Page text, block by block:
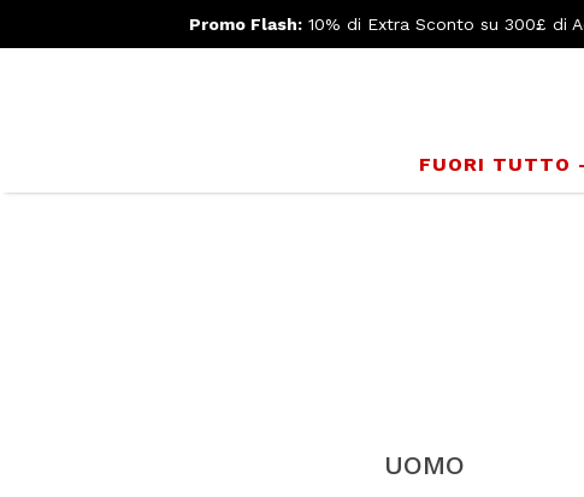
Promo Flash: 10% di Extra Sconto su 300£ di
FUORI TUTTO
UOMO